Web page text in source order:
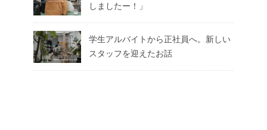
しましたー！」
学生アルバイトから正社員へ。新しい
スタッフを迎えたお話